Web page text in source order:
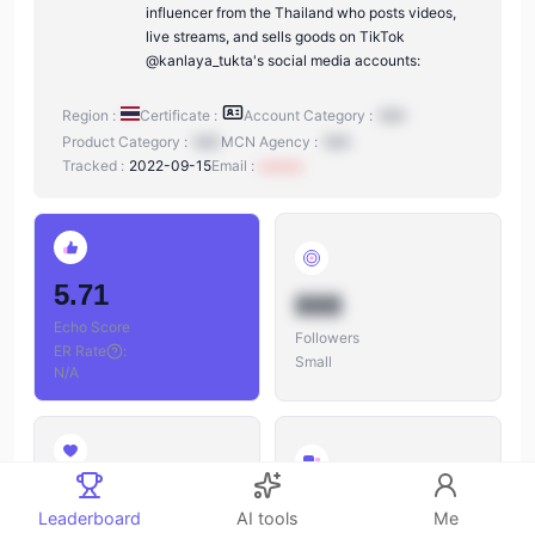
influencer from the Thailand who posts videos,
live streams, and sells goods on TikTok
@kanlaya_tukta's social media accounts:
Region : Certificate : Account Category :
Product Category :
MCN Agency :
Tracked : 2022-09-15Email :
5.71
Echo Score
ER Rate
:
N/A
888
Followers
Small
888
Likes
888
Leaderboard AI tools Me